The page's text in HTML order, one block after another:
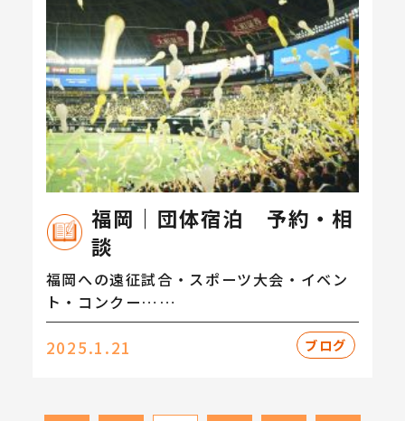
福岡｜団体宿泊 予約・相
談
福岡への遠征試合・スポーツ大会・イベン
ト・コンクー……
2025.1.21 ブログ